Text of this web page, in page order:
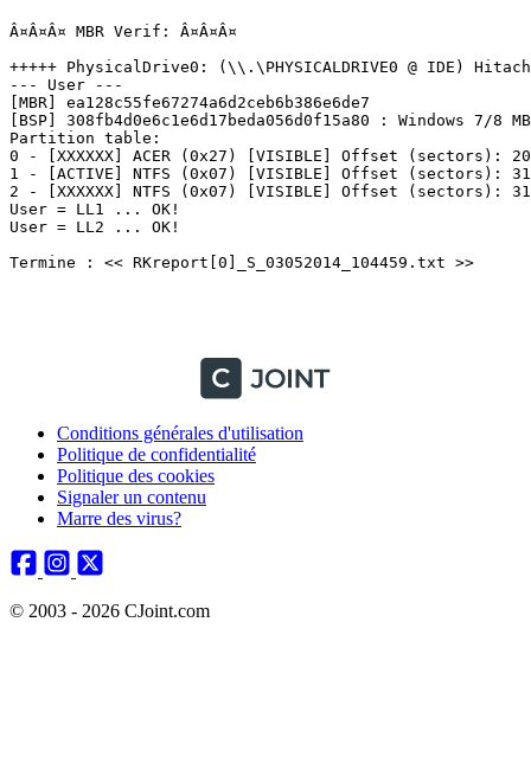
Â¤Â¤Â¤ MBR Verif: Â¤Â¤Â¤
+++++ PhysicalDrive0: (\\.\PHYSICALDRIVE0 @ IDE) Hitachi
--- User ---
[MBR] ea128c55fe67274a6d2ceb6b386e6de7
[BSP] 308fb4d0e6c1e6d17beda056d0f15a80 : Windows 7/8
Partition table:
0 - [XXXXXX] ACER (0x27) [VISIBLE] Offset (sectors):
1 - [ACTIVE] NTFS (0x07) [VISIBLE] Offset (sectors):
2 - [XXXXXX] NTFS (0x07) [VISIBLE] Offset (sectors):
User = LL1 ... OK!
User = LL2 ... OK!
Termine : << RKreport[0]_S_03052014_104459.txt >>
Conditions générales d'utilisation
Politique de confidentialité
Politique des cookies
Signaler un contenu
Marre des virus?
© 2003 - 2026 CJoint.com